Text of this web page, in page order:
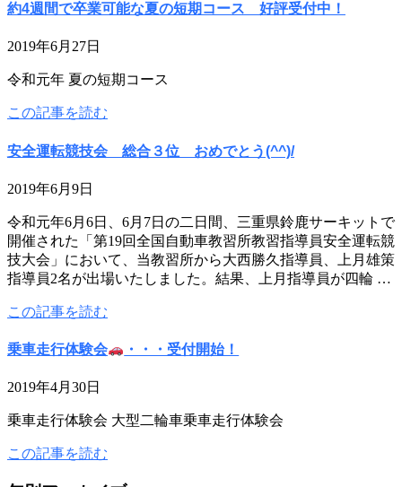
約4週間で卒業可能な夏の短期コース 好評受付中！
2019年6月27日
令和元年 夏の短期コース
この記事を読む
安全運転競技会 総合３位 おめでとう(^^)/
2019年6月9日
令和元年6月6日、6月7日の二日間、三重県鈴鹿サーキットで
開催された「第19回全国自動車教習所教習指導員安全運転競
技大会」において、当教習所から大西勝久指導員、上月雄策
指導員2名が出場いたしました。結果、上月指導員が四輪 …
この記事を読む
乗車走行体験会 ・・・受付開始！
2019年4月30日
乗車走行体験会 大型二輪車乗車走行体験会
この記事を読む